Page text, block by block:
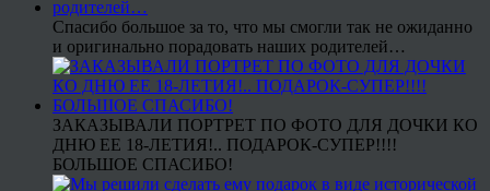
Спасибо большое за то, что мы смогли так не ожиданно
и оригинально порадовать наших родителей…
ЗАКАЗЫВАЛИ ПОРТРЕТ ПО ФОТО ДЛЯ ДОЧКИ КО
ДНЮ ЕЕ 18-ЛЕТИЯ!.. ПОДАРОК-СУПЕР!!!!
БОЛЬШОЕ СПАСИБО!